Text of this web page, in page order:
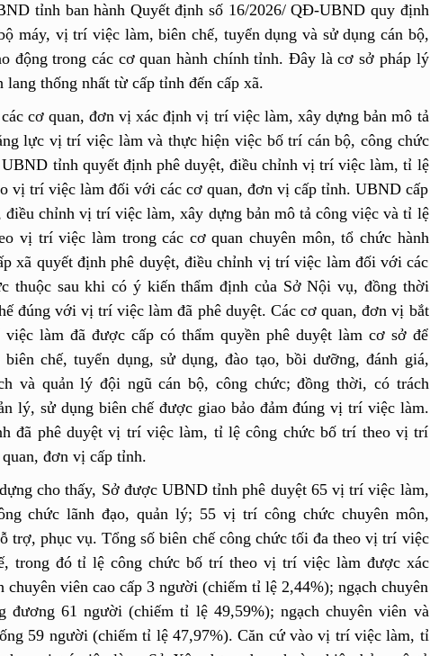
tỉnh ban hành Quyết định số 16/2026/ QĐ-UBND quy định
máy, vị trí việc làm, biên chế, tuyển dụng và sử dụng cán bộ,
động trong các cơ quan hành chính tỉnh. Đây là cơ sở pháp lý
lang thống nhất từ cấp tỉnh đến cấp xã.
cơ quan, đơn vị xác định vị trí việc làm, xây dựng bản mô tả
lực vị trí việc làm và thực hiện việc bố trí cán bộ, công chức
tỉnh quyết định phê duyệt, điều chỉnh vị trí việc làm, tỉ lệ
vị trí việc làm đối với các cơ quan, đơn vị cấp tỉnh. UBND cấp
điều chỉnh vị trí việc làm, xây dựng bản mô tả công việc và tỉ lệ
vị trí việc làm trong các cơ quan chuyên môn, tổ chức hành
xã quyết định phê duyệt, điều chỉnh vị trí việc làm đối với các
thuộc sau khi có ý kiến thẩm định của Sở Nội vụ, đồng thời
đúng với vị trí việc làm đã phê duyệt. Các cơ quan, đơn vị bắt
làm đã được cấp có thẩm quyền phê duyệt làm cơ sở để
chế, tuyển dụng, sử dụng, đào tạo, bồi dưỡng, đánh giá,
và quản lý đội ngũ cán bộ, công chức; đồng thời, có trách
lý, sử dụng biên chế được giao bảo đảm đúng vị trí việc làm.
đã phê duyệt vị trí việc làm, tỉ lệ công chức bố trí theo vị trí
đơn vị cấp tỉnh.
cho thấy, Sở được UBND tỉnh phê duyệt 65 vị trí việc làm,
chức lãnh đạo, quản lý; 55 vị trí công chức chuyên môn,
trợ, phục vụ. Tổng số biên chế công chức tối đa theo vị trí việc
trong đó tỉ lệ công chức bố trí theo vị trí việc làm được xác
chuyên viên cao cấp 3 người (chiếm tỉ lệ 2,44%); ngạch chuyên
đương 61 người (chiếm tỉ lệ 49,59%); ngạch chuyên viên và
59 người (chiếm tỉ lệ 47,97%). Căn cứ vào vị trí việc làm, tỉ